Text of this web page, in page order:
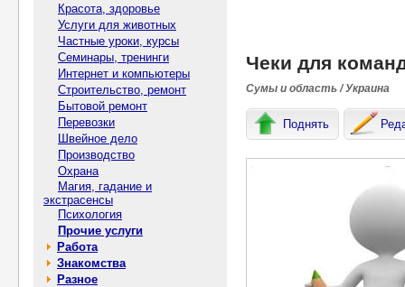
Красота, здоровье
Услуги для животных
Частные уроки, курсы
Семинары, тренинги
Интернет и компьютеры
Строительство, ремонт
Бытовой ремонт
Перевозки
Швейное дело
Производство
Охрана
Магия, гадание и
экстрасенсы
Психология
Прочие услуги
Работа
Знакомства
Разное
Чеки для
Сумы и область / Украина
Поднять